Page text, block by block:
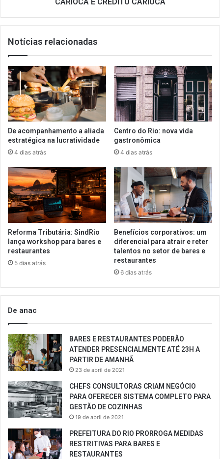
Notícias relacionadas
De acompanhamento a aliada
estratégica na lucratividade
4 dias atrás
Centro do Rio: nova vida
gastronômica
4 dias atrás
Reforma Tributária: SindRio
lança workshop para bares e
restaurantes
5 dias atrás
Benefícios corporativos: um
diferencial para atrair e reter
talentos no setor de bares e
restaurantes
6 dias atrás
De anac
BARES E RESTAURANTES PODERÃO
ATENDER PRESENCIALMENTE ATÉ 23H A
PARTIR DE AMANHÃ
23 de abril de 2021
CHEFS CONSULTORAS CRIAM NEGÓCIO
PARA OFERECER SISTEMA COMPLETO PARA
GESTÃO DE COZINHAS
19 de abril de 2021
PREFEITURA DO RIO PRORROGA MEDIDAS
RESTRITIVAS PARA BARES E
RESTAURANTES